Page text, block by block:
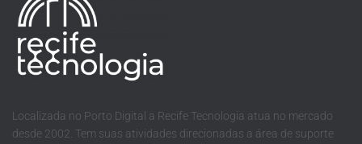
Localizada no Porto Digital a Recife Tecnologia atua no mercado
desde 2002. Tem suas atividades direcionadas a área de suporte